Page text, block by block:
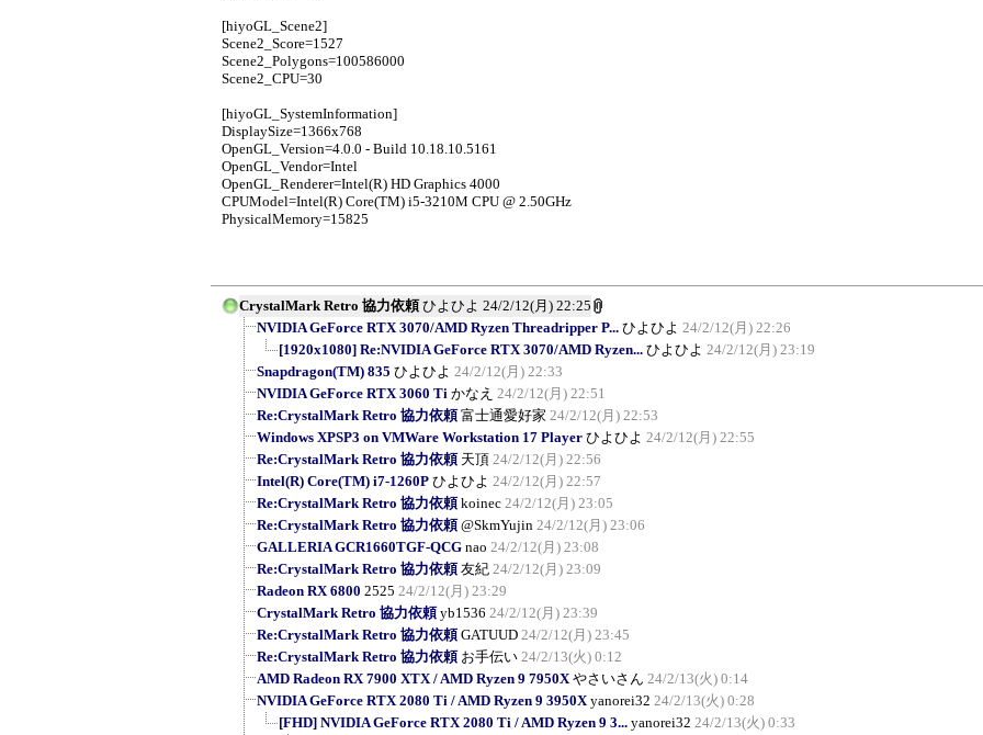
[hiyoGL_Scene2]
Scene2_Score=1527
Scene2_Polygons=100586000
Scene2_CPU=30
[hiyoGL_SystemInformation]
DisplaySize=1366x768
OpenGL_Version=4.0.0 - Build 10.18.10.5161
OpenGL_Vendor=Intel
OpenGL_Renderer=Intel(R) HD Graphics 4000
CPUModel=Intel(R) Core(TM) i5-3210M CPU @ 2.50GHz
PhysicalMemory=15825
CrystalMark Retro 協力依頼 ひよひよ 24/2/12(月) 22:25
NVIDIA GeForce RTX 3070/AMD Ryzen Threadripper P... ひよひよ 24/2/12(月) 22:26
[1920x1080] Re:NVIDIA GeForce RTX 3070/AMD Ryzen... ひよひよ 24/2/12(月) 23:19
Snapdragon(TM) 835 ひよひよ 24/2/12(月) 22:33
NVIDIA GeForce RTX 3060 Ti かなえ 24/2/12(月) 22:51
Re:CrystalMark Retro 協力依頼 富士通愛好家 24/2/12(月) 22:53
Windows XPSP3 on VMWare Workstation 17 Player ひよひよ 24/2/12(月) 22:55
Re:CrystalMark Retro 協力依頼 天頂 24/2/12(月) 22:56
Intel(R) Core(TM) i7-1260P ひよひよ 24/2/12(月) 22:57
Re:CrystalMark Retro 協力依頼 koinec 24/2/12(月) 23:05
Re:CrystalMark Retro 協力依頼 @SkmYujin 24/2/12(月) 23:06
GALLERIA GCR1660TGF-QCG nao 24/2/12(月) 23:08
Re:CrystalMark Retro 協力依頼 友紀 24/2/12(月) 23:09
Radeon RX 6800 2525 24/2/12(月) 23:29
CrystalMark Retro 協力依頼 yb1536 24/2/12(月) 23:39
Re:CrystalMark Retro 協力依頼 GATUUD 24/2/12(月) 23:45
Re:CrystalMark Retro 協力依頼 お手伝い 24/2/13(火) 0:12
AMD Radeon RX 7900 XTX / AMD Ryzen 9 7950X やさいさん 24/2/13(火) 0:14
NVIDIA GeForce RTX 2080 Ti / AMD Ryzen 9 3950X yanorei32 24/2/13(火) 0:28
[FHD] NVIDIA GeForce RTX 2080 Ti / AMD Ryzen 9 3... yanorei32 24/2/13(火) 0:33